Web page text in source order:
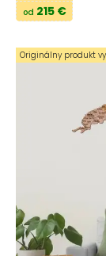
od 215 €
Originálny produkt